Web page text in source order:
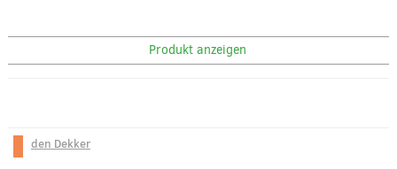
Produkt anzeigen
den Dekker